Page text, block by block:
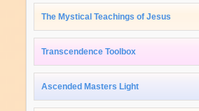
The Mystical Teachings of Jesus
Transcendence Toolbox
Ascended Masters Light